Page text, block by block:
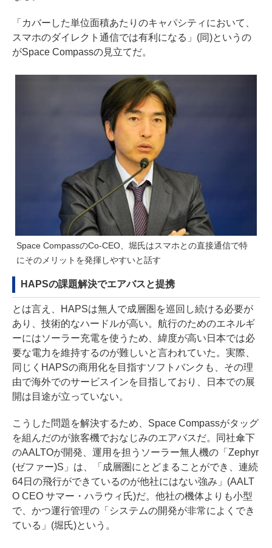
「カバーした単位面積あたりのキャパシティにおいて、
スマホのダイレクト通信では有利になる」(同)というの
がSpace Compassの見立てだ。
Space CompassのCo-CEO、堀氏はスマホとの直接通信で特
にそのメリットを発揮しやすいと話す
HAPSの課題解決でエアバスと提携
とは言え、HAPSは無人で成層圏を巡回し続ける必要が
あり、技術的なハードルが高い。航行のためのエネルギ
ーにはソーラー充電を使うため、緯度が高い日本では必
要な電力を維持するのが難しいと言われていた。実際、
同じくHAPSの商用化を目指すソフトバンクも、その理
由で海外でのサービスインを目指しており、日本での展
開は目途が立っていない。
こうした問題を解決するため、Space Compassがタッグ
を組んだのが旅客機でおなじみのエアバスだ。同社傘下
のAALTOが開発、運用を担うソーラー無人機の「Zephyr
(ゼファー)S」は、「成層圏にとどまることができ、連続
64日の飛行ができているのが他社にはない強み」(AALT
O CEO サマー・ハラウィ氏)だ。他社の機体よりも小型
で、かつ運行管理の「システムの開発が非常によくでき
ている」(堀氏)という。